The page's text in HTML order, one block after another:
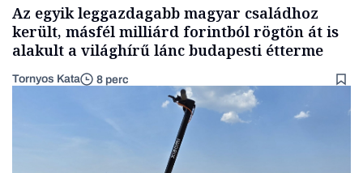
Az egyik leggazdagabb magyar családhoz
került, másfél milliárd forintból rögtön át is
alakult a világhírű lánc budapesti étterme
Tornyos Kata 8 perc